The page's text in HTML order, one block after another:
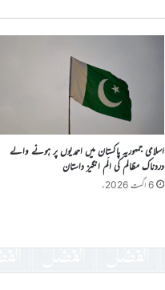
اسلامی جمہوریہ پاکستان میں احمدیوں پر ہونے والے
دردناک مظالم کی الَم انگیز داستان
6 اگست 2026ء